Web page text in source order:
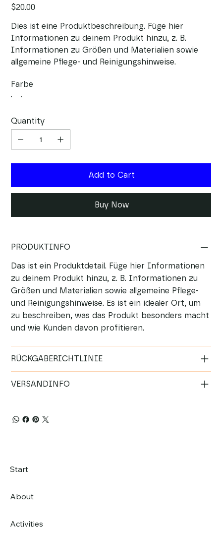
Price
$20.00
Dies ist eine Produktbeschreibung. Füge hier
Informationen zu deinem Produkt hinzu, z. B.
Informationen zu Größen und Materialien sowie
allgemeine Pflege- und Reinigungshinweise.
Farbe
Quantity
Add to Cart
Buy Now
PRODUKTINFO
Das ist ein Produktdetail. Füge hier Informationen
zu deinem Produkt hinzu, z. B. Informationen zu
Größen und Materialien sowie allgemeine Pflege-
und Reinigungshinweise. Es ist ein idealer Ort, um
zu beschreiben, was das Produkt besonders macht
und wie Kunden davon profitieren.
RÜCKGABERICHTLINIE
VERSANDINFO
Start
About
Activities